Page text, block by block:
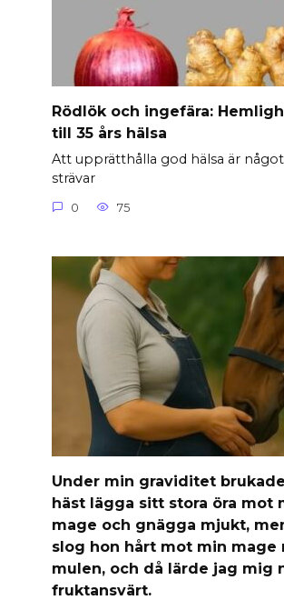
Rödlök och ingefära:
till 35 års hälsa
Att upprätthålla god hälsa är något
strävar
0 75
Under min graviditet
häst lägga sitt stora öra mot
mage och gnägga mjukt,
slog hon hårt mot min mage
mulen, och då lärde jag mig
fruktansvärt.